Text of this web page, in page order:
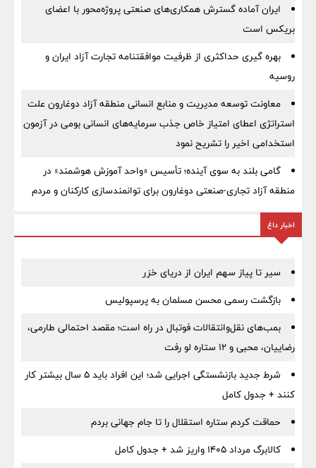
ایران آماده گسترش همکاری‌های صنعتی پروژه‌محور با اعضای
بریکس است
بهره گیری حداکثری از ظرفیت موافقتنامه تجارت آزاد ایران و
روسیه
معاونت توسعه مدیریت و منابع انسانی منطقه آزاد دوغارون علت
استراتژی اعطای امتیاز خاص جذب سرمایه‌های انسانی بومی در آزمون
استخدامی اخیر را تشریح نمود
گامی بلند به سوی آینده؛ تأسیس «واحد آموزش هوشمند» در
منطقه آزاد تجاری-صنعتی دوغارون برای توانمندسازی کارکنان و مردم
اخبار داغ
سیر تا پیاز سهم ایران از دریای خزر
بازگشت رسمی محسن مسلمان به پرسپولیس
بمب‌های نقل‌وانتقالات فوتبال در راه است؛ مقصد احتمالی طارمی،
رضاییان، محبی و ۱۲ ستاره لو رفت
شرط جدید بازنشستگی اجرایی شد؛ این افراد باید ۵ سال بیشتر کار
کنند + جدول کامل
حماقت کردم ستاره استقلال را تا جام جهانی بردم
کالابرگ مرداد ۱۴۰۵ واریز شد + جدول کامل